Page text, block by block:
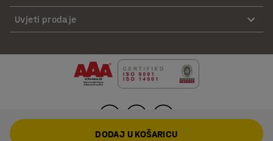
Uvjeti prodaje
DODAJ U KOŠARICU